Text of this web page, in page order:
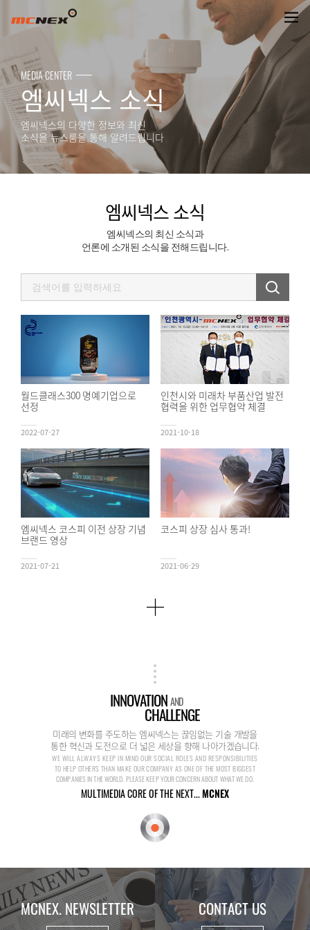
엠씨넥스 소식
MEDIA CENTER
엠씨넥스 소식
엠씨넥스의 다양한 정보와 최신
소식을 뉴스룸을 통해 알려드립니다
엠씨넥스 소식
엠씨넥스의 최신 소식과
언론에 소개된 소식을 전해드립니다.
월드클래스300 명예기업으로
선정
2022-07-27
인천시와 미래차 부품산업 발전
협력을 위한 업무협약 체결
2021-10-18
엠씨넥스 코스피 이전 상장 기념
브랜드 영상
2021-07-21
코스피 상장 심사 통과!
2021-06-29
INNOVATIONAND
CHALLENGE
미래의 변화를 주도하는 엠씨넥스는 끊임없는 기술 개발을
통한 혁신과 도전으로 더 넓은 세상을 향해 나아가겠습니다.
WE WILL ALWAYS KEEP IN MIND OUR SOCIAL ROLES AND RESPONSIBILITIES
TO HELP OTHERS THAN MAKE OUR COMPANY AS ONE OF THE MOST BIGGEST
COMPANIES IN THE WORLD. PLEASE KEEP YOUR CONCERN ABOUT WHAT WE DO.
MULTIMEDIA CORE OF THE NEXT...MCNEX
MCNEX. NEWSLETTER CONTACT US